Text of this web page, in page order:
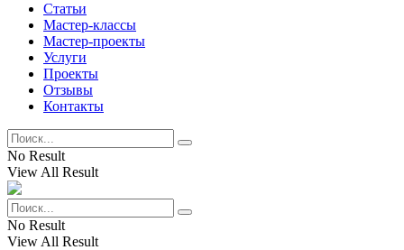
Статьи
Мастер-классы
Мастер-проекты
Услуги
Проекты
Отзывы
Контакты
No Result
View All Result
No Result
View All Result